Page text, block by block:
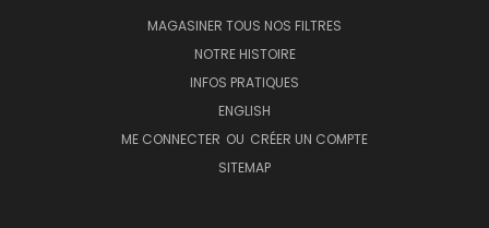
MAGASINER TOUS NOS FILTRES
NOTRE HISTOIRE
INFOS PRATIQUES
ENGLISH
ME CONNECTER OU CRÉER UN COMPTE
SITEMAP